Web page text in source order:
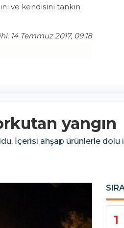
ve kendisini tankın
14 Temmuz 2017, 09:18
yangın
İçerisi ahşap ürünlerle dolu
1